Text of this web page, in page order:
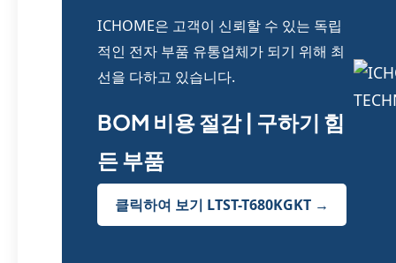
ICHOME은 고객이 신뢰할 수 있는 독립
적인 전자 부품 유통업체가 되기 위해 최
선을 다하고 있습니다.
BOM 비용 절감 | 구하기 힘
든 부품
클릭하여 보기 LTST-T680KGKT →